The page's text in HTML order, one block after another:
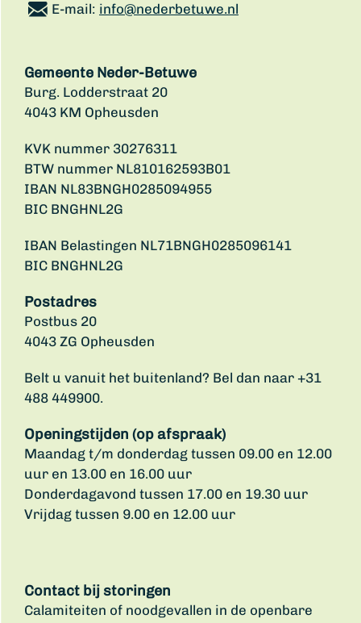
E-mail: info@nederbetuwe.nl
Gemeente Neder-Betuwe
Burg. Lodderstraat 20
4043 KM Opheusden
KVK nummer 30276311
BTW nummer NL810162593B01
IBAN NL83BNGH0285094955
BIC BNGHNL2G
IBAN Belastingen NL71BNGH0285096141
BIC BNGHNL2G
Postadres
Postbus 20
4043 ZG Opheusden
Belt u vanuit het buitenland? Bel dan naar +31
488 449900.
Openingstijden (op afspraak)
Maandag t/m donderdag tussen 09.00 en 12.00
uur en 13.00 en 16.00 uur
Donderdagavond tussen 17.00 en 19.30 uur
Vrijdag tussen 9.00 en 12.00 uur
Contact bij storingen
Calamiteiten of noodgevallen in de openbare